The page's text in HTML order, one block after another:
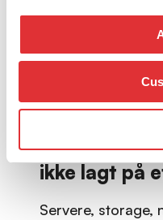
praksis ser ut
beskrevet i en
Sikkerhet
ikke lagt på
Servere, storage,